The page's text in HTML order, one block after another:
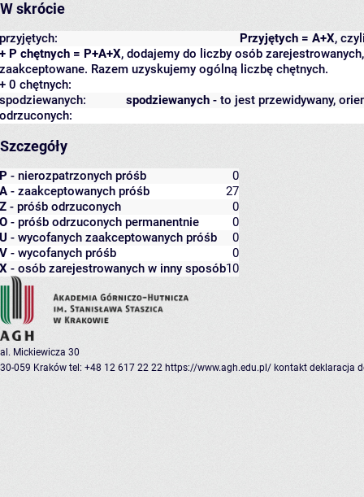
W skrócie
Przyjętych = A+X,
przyjętych:
+ P chętnych = P+A+X, dodajemy do liczby osób
zaakceptowane. Razem uzyskujemy ogólną liczbę chętnych.
+ 0 chętnych:
spodziewanych - to jest przewidywany,
spodziewanych:
odrzuconych:
Szczegóły
P - nierozpatrzonych próśb
0
A - zaakceptowanych próśb
27
Z - próśb odrzuconych
0
O - próśb odrzuconych permanentnie
0
U - wycofanych zaakceptowanych próśb
0
V - wycofanych próśb
0
X - osób zarejestrowanych w inny sposób10
al. Mickiewicza 30
30-059 Kraków tel: +48 12 617 22 22 https://www.agh.edu.pl/ kontakt deklaracja